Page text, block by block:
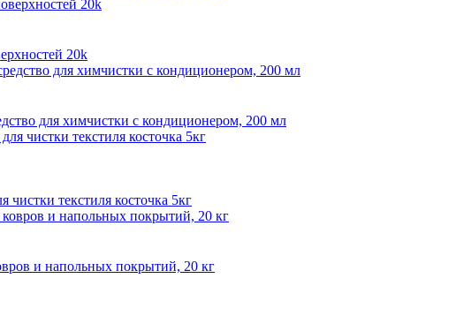
20k
для химчистки с кондиционером, 200 мл
текстиля косточка 5кг
и напольных покрытий, 20 кг